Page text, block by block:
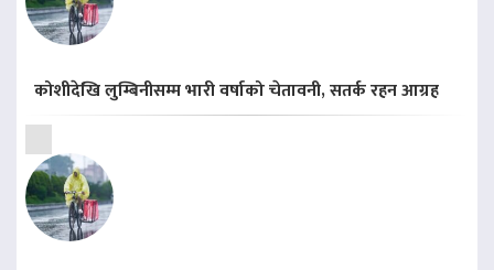
कोशीदेखि लुम्बिनीसम्म भारी वर्षाको चेतावनी, सतर्क रहन आग्रह